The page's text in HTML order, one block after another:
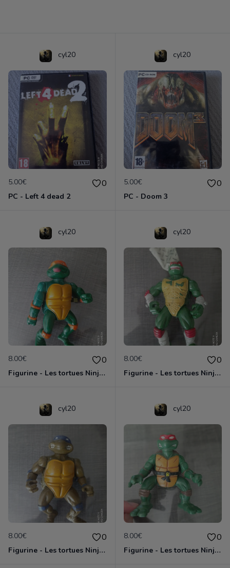
cyl20
5.00€ 0
PC - Left 4 dead 2
cyl20
5.00€ 0
PC - Doom 3
cyl20
8.00€ 0
Figurine - Les tortues Ninja - Michaelangelo
cyl20
8.00€ 0
Figurine - Les tortues Ninja - Raphael
cyl20
8.00€ 0
Figurine - Les tortues Ninja - Donatello
cyl20
8.00€ 0
Figurine - Les tortues Ninja - Raphael